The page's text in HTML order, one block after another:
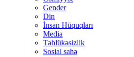
Gender
Din
İnsan Hüquqları
Media
Təhlükəsizlik
Sosial sahə